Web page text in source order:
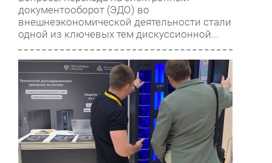
документооборот (ЭДО) во
внешнеэкономической деятельности стали
одной из ключевых тем дискуссионной...